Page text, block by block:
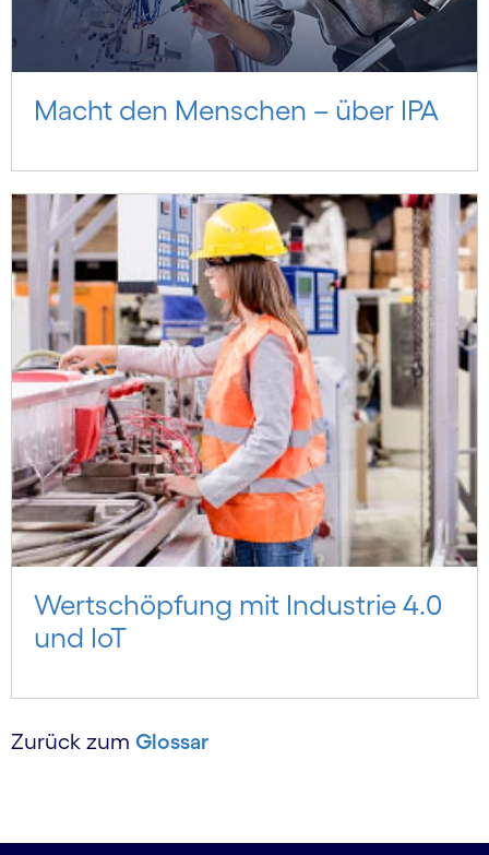
Macht den Menschen – über IPA
Wertschöpfung mit Industrie 4.0
und IoT
Zurück zum Glossar